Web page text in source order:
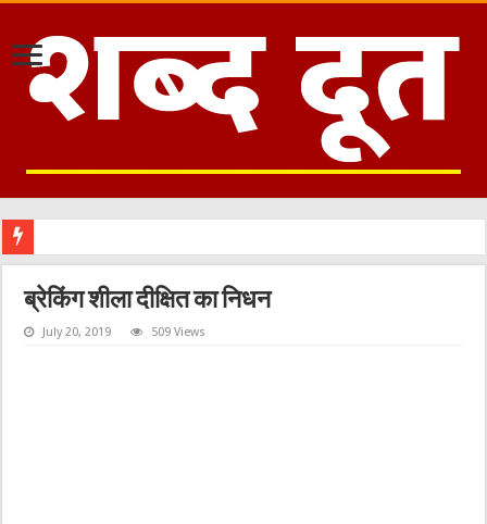
ब्रेकिंग शीला दीक्षित का निधन
July 20, 2019 509 Views